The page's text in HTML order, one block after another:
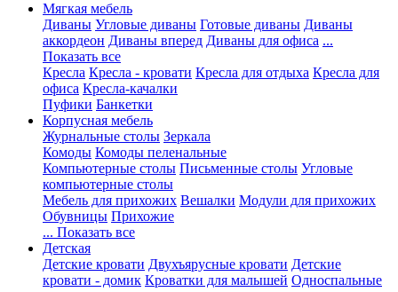
Мягкая мебель
Диваны Угловые диваны Готовые диваны Диваны
аккордеон Диваны вперед Диваны для офиса ...
Показать все
Кресла Кресла - кровати Кресла для отдыха Кресла для
офиса Кресла-качалки
Пуфики Банкетки
Корпусная мебель
Журнальные столы Зеркала
Комоды Комоды пеленальные
Компьютерные столы Письменные столы Угловые
компьютерные столы
Мебель для прихожих Вешалки Модули для прихожих
Обувницы Прихожие
... Показать все
Детская
Детские кровати Двухъярусные кровати Детские
кровати - домик Кроватки для малышей Односпальные